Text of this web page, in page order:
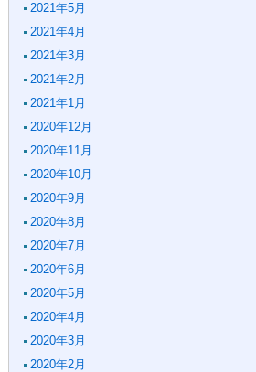
2021年5月
2021年4月
2021年3月
2021年2月
2021年1月
2020年12月
2020年11月
2020年10月
2020年9月
2020年8月
2020年7月
2020年6月
2020年5月
2020年4月
2020年3月
2020年2月